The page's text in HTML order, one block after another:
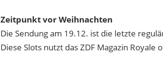
Zeitpunkt vor Weihnachten
Die Sendung am 19.12. ist die letzte
Diese Slots nutzt das ZDF Magazin Royale